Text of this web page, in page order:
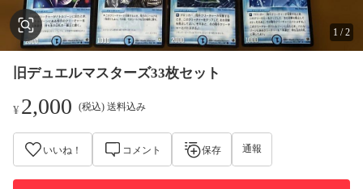
1 /2
旧デュエルマスターズ33枚セット
¥2,000 (税込) 送料込み
いいね！ コメント 保存 通報